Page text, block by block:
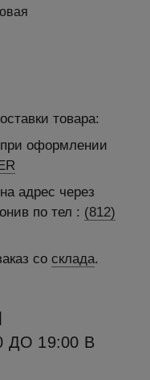
товара:
при оформлении
адрес через
по тел : (812)
со склада.
ДО 19:00 В